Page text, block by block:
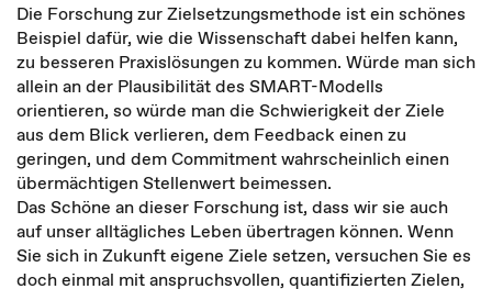
Die Forschung zur Zielsetzungsmethode ist ein schönes
Beispiel dafür, wie die Wissenschaft dabei helfen kann,
zu besseren Praxislösungen zu kommen. Würde man sich
allein an der Plausibilität des SMART-Modells
orientieren, so würde man die Schwierigkeit der Ziele
aus dem Blick verlieren, dem Feedback einen zu
geringen, und dem Commitment wahrscheinlich einen
übermächtigen Stellenwert beimessen.
Das Schöne an dieser Forschung ist, dass wir sie auch
auf unser alltägliches Leben übertragen können. Wenn
Sie sich in Zukunft eigene Ziele setzen, versuchen Sie es
doch einmal mit anspruchsvollen, quantifizierten Zielen,